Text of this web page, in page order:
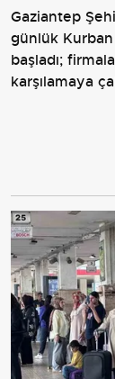
Gaziantep
günlük
başladı;
karşılamaya